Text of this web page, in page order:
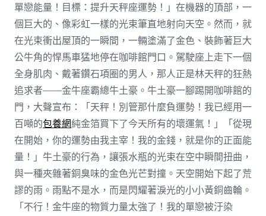
單戀能量！目標：提升天秤座運勢！」在機器的頂部，一
個巨大的、像彩虹一樣的光束筆直地射向天空。然而，就
在光束衝出屋頂的一瞬間，一輛塗滿了金色、裝飾著巨大
公牛角的悍馬車猛地停在咖啡館門口。駕駛座上走下一個
全身肌肉、戴著鑽石項圈的男人，那人正是林天秤的狂熱
追求者——金牛座霸總牛土豪。牛土豪一腳踢開咖啡館的
門，大聲宣布：「天秤！別管那什麼負運勢！我已經用一
百噸的包養網純金箔買下了今天所有的壞運氣！」「從現
在開始，你的運勢由我主宰！我的金錢，就是你的正面能
量！」牛土豪的行為，讓張水瓶的光束在空中瞬間扭曲，
與一種夾雜著銅臭味的金色光芒對撞。天空開始下起了荒
謬的雨。雨點不是水，而是閃耀著淚光的小小黃銅齒輪。
「不行！金牛座的物質力量太強了！我的單戀被汙染